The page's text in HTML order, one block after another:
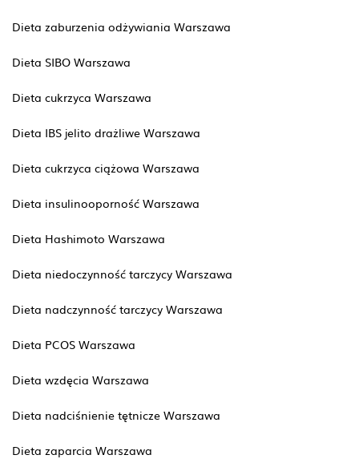
Dieta zaburzenia odżywiania Warszawa
Dieta SIBO Warszawa
Dieta cukrzyca Warszawa
Dieta IBS jelito drażliwe Warszawa
Dieta cukrzyca ciążowa Warszawa
Dieta insulinooporność Warszawa
Dieta Hashimoto Warszawa
Dieta niedoczynność tarczycy Warszawa
Dieta nadczynność tarczycy Warszawa
Dieta PCOS Warszawa
Dieta wzdęcia Warszawa
Dieta nadciśnienie tętnicze Warszawa
Dieta zaparcia Warszawa